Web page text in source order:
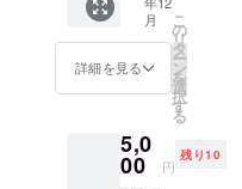
尾久行政書
士の転ばぬ
先の知恵小
袋「親が年
なぁ～と感
じたら、
ご指定
いただ
けませ
ん。
月
詳細を見る
こ
の
リ
タ
ー
ン
を
選
択
す
る
5,0
00 円
残り10